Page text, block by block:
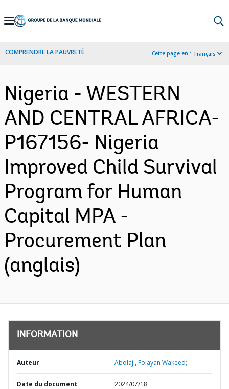
Skip
Navigation
COMPRENDRE LA PAUVRETÉ Cette page en : Français
Nigeria - WESTERN
AND CENTRAL AFRICA-
P167156- Nigeria
Improved Child Survival
Program for Human
Capital MPA -
Procurement Plan
(anglais)
INFORMATION
Auteur Abolaji, Folayan Wakeed;
Date du document 2024/07/18